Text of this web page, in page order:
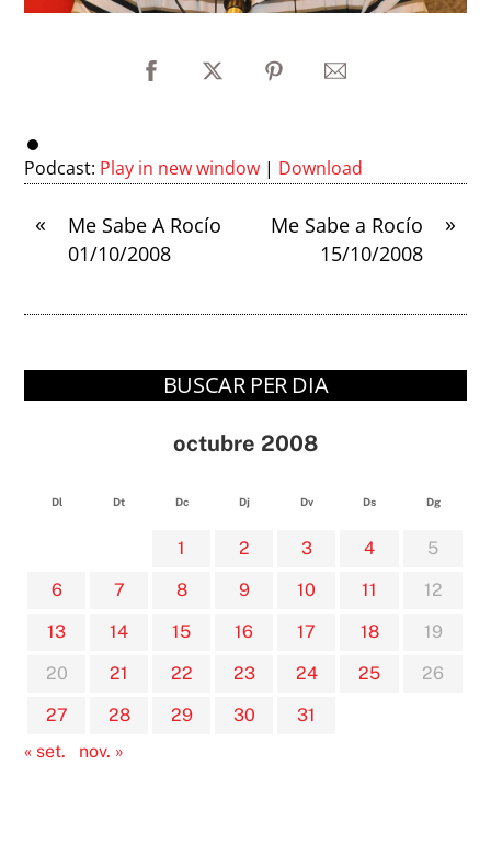
Podcast: Play in new window | Download
«
Me Sabe A Rocío
01/10/2008
»
Me Sabe a Rocío
15/10/2008
BUSCAR PER DIA
octubre 2008
Dl Dt Dc Dj Dv Ds Dg
1 2 3 4
5
6
7 8 9 10 11
12
13
14 15 16 17 18
19
20
21 22 23 24 25
26
27
28 29 30
31
« set.
nov. »